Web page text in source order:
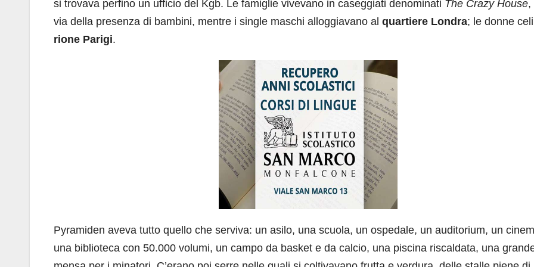
si trovava perfino un ufficio del Kgb. Le famiglie vivevano in caseggiati denominati The Crazy House,
via della presenza di bambini, mentre i single maschi alloggiavano al quartiere Londra; le donne
rione Parigi.
Pyramiden aveva tutto quello che serviva: un asilo, una scuola, un ospedale, un auditorium, un
una biblioteca con 50.000 volumi, un campo da basket e da calcio, una piscina riscaldata, una